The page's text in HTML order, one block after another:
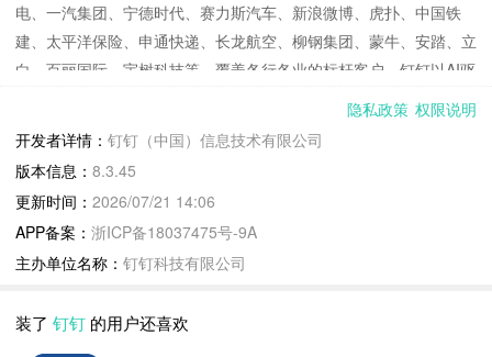
电、一汽集团、宁德时代、赛力斯汽车、新浪微博、虎扑、中国铁
建、太平洋保险、申通快递、长龙航空、柳钢集团、蒙牛、安踏、立
白、百丽国际、宇树科技等，覆盖各行各业的标杆客户。钉钉以AI驱
动协作，以智能连接价值，让每个企业更快、更强、更具创造力。
1、「悟空」让AI真正为组织创造价值
【全球首个企业级AI原生工作平台】
你只需要说出目标，它自己拆解任务、自己打开软件、自己执行操
作、自己汇报结果，全程不用你动手指。
2、Al钉钉，简洁、高效、以人为本
操作高效，视觉美观：效率岛，智能判断当前最重要的信息，一键触
隐私政策 权限说明
开发者详情： 钉钉（中国）信息技术有限公司
版本信息： 8.3.45
更新时间： 2026/07/21 14:06
APP备案： 浙ICP备18037475号-9A
主办单位名称： 钉钉科技有限公司
装了 钉钉 的用户还喜欢